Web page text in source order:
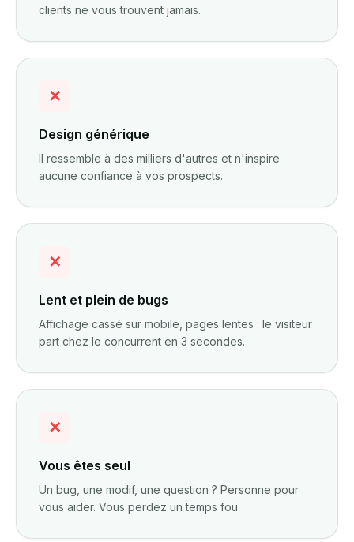
clients ne vous trouvent jamais.
✕
Design générique
Il ressemble à des milliers d'autres et n'inspire
aucune confiance à vos prospects.
✕
Lent et plein de bugs
Affichage cassé sur mobile, pages lentes : le visiteur
part chez le concurrent en 3 secondes.
✕
Vous êtes seul
Un bug, une modif, une question ? Personne pour
vous aider. Vous perdez un temps fou.